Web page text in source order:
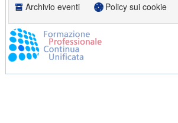
Archivio eventi Policy sui cookie